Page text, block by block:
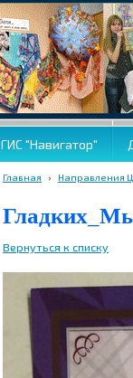
ГИС "Навигатор"
Главная › Направления
Вернуться к списку